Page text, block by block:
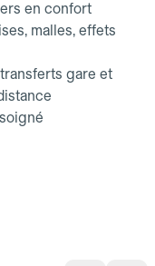
en confort
malles, effets
gare et